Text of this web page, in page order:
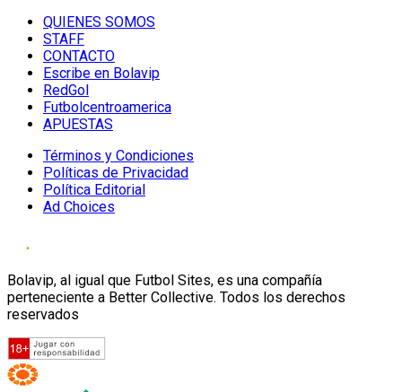
QUIENES SOMOS
STAFF
CONTACTO
Escribe en Bolavip
RedGol
Futbolcentroamerica
APUESTAS
Términos y Condiciones
Políticas de Privacidad
Política Editorial
Ad Choices
Bolavip, al igual que Futbol Sites, es una compañía
perteneciente a Better Collective. Todos los derechos
reservados